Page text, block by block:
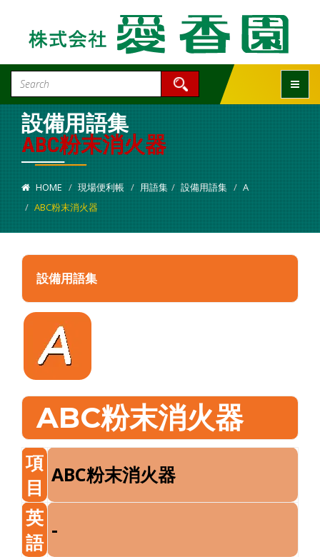
設備用語集
ABC粉末消火器
HOME 現場便利帳 用語集 設備用語集
A
ABC粉末消火器
設備用語集
ABC粉末消火器
項
目
ABC粉末消火器
英
語
-